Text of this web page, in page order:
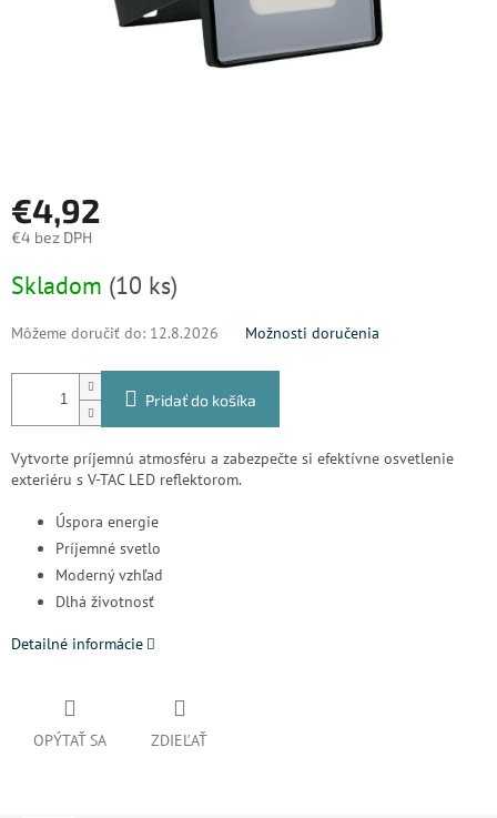
€4,92
€4 bez DPH
cena:
Skladom (10 ks)
Môžeme doručiť do: 12.8.2026 Možnosti doručenia
Pridať do košíka
Vytvorte príjemnú atmosféru a zabezpečte si efektívne osvetlenie
exteriéru s V-TAC LED reflektorom.
Úspora energie
Príjemné svetlo
Moderný vzhľad
Dlhá životnosť
Detailné informácie
OPÝTAŤ SA ZDIEĽAŤ